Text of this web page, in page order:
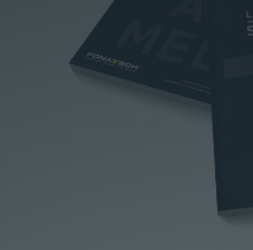
Unternehmen
Lieferprogramm
Kontakt